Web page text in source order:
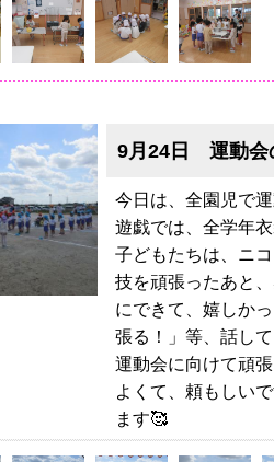
9月24日 運動会
今日は、全園児で
遊戯では、全学年
子どもたちは、ニ
技を頑張ったあと
にできて、嬉しか
張る！」等、話し
運動会に向けて頑
よくて、頼もしい
ます🥰